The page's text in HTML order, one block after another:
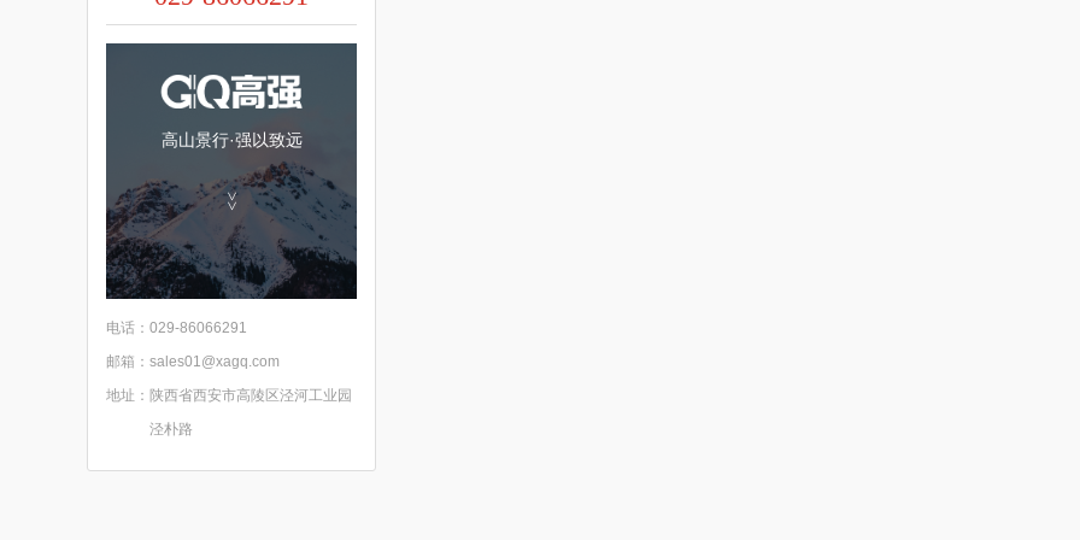
高山景行·强以致远
>>
电话： 029-86066291
邮箱： sales01@xagq.com
地址： 陕西省西安市高陵区泾河工业园
泾朴路